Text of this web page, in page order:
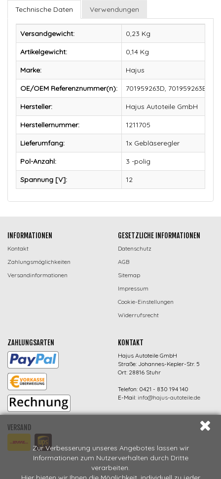
Zur Verbesserung unseres Angebotes lassen wir
Informationen zum Nutzerverhalten durch Dritte
verarbeiten.
Technische Daten Verwendungen
Versandgewicht: 0,23 Kg
Artikelgewicht: 0,14 Kg
Marke: Hajus
OE/OEM Referenznummer(n): 701959263D, 701959263B,
Hersteller: Hajus Autoteile GmbH
Herstellernummer: 1211705
Lieferumfang: 1x Gebläseregler
Pol-Anzahl: 3 -polig
Spannung [V]: 12
INFORMATIONEN
Kontakt
Zahlungsmöglichkeiten
Versandinformationen
GESETZLICHE INFORMATIONEN
Datenschutz
AGB
Sitemap
Impressum
Cookie-Einstellungen
Widerrufsrecht
ZAHLUNGSARTEN
VERSAND
KONTAKT
Hajus Autoteile GmbH
Straße: Johannes-Kepler-Str. 5
Ort: 28816 Stuhr
Telefon: 0421 - 830 194 140
E-Mail: info@hajus-autoteile.de